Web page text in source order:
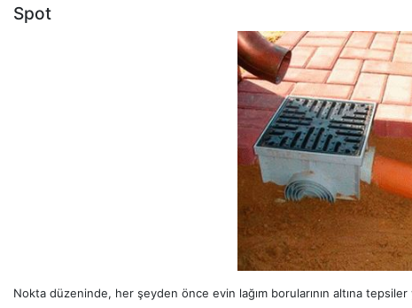
Spot
Nokta düzeninde, her şeyden önce evin lağım borularının altına